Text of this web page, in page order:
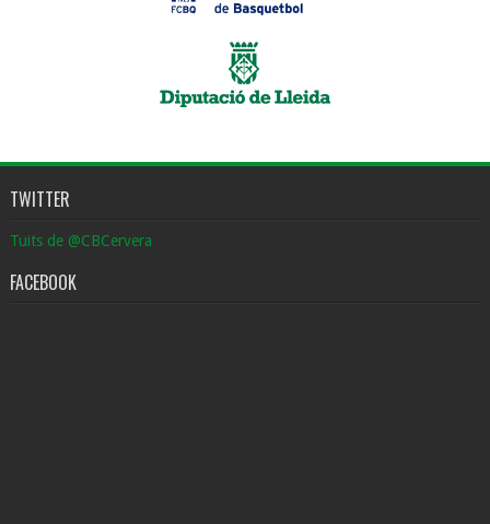
TWITTER
Tuits de @CBCervera
FACEBOOK